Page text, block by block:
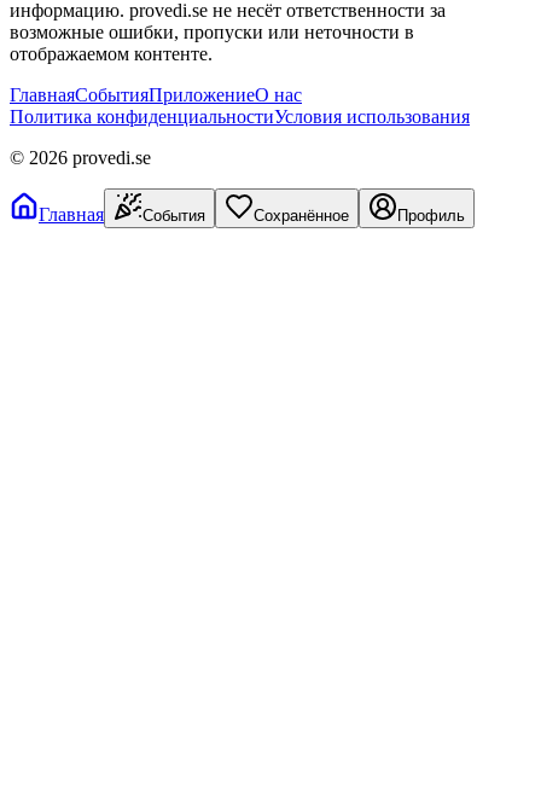
информацию. provedi.se не несёт ответственности за
возможные ошибки, пропуски или неточности в
отображаемом контенте.
ГлавнаяСобытияПриложениеО нас
Политика конфиденциальностиУсловия использования
© 2026 provedi.se
Главная События Сохранённое Профиль